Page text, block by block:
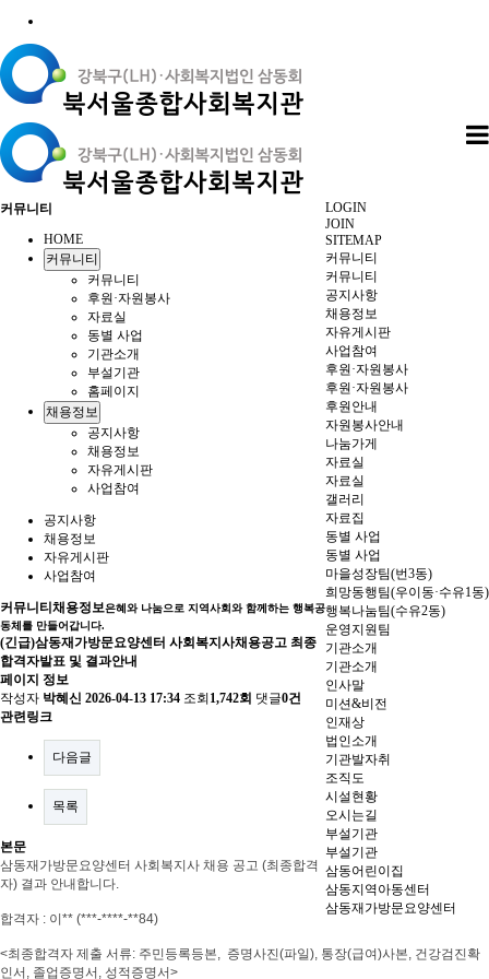
LOGIN
JOIN
SITEMAP
커뮤니티
커뮤니티
공지사항
채용정보
자유게시판
사업참여
후원·자원봉사
후원·자원봉사
후원안내
자원봉사안내
나눔가게
자료실
자료실
갤러리
자료집
동별 사업
동별 사업
마을성장팀(번3동)
희망동행팀(우이동·수유1동)
행복나눔팀(수유2동)
운영지원팀
기관소개
기관소개
인사말
미션&비전
인재상
법인소개
기관발자취
조직도
시설현황
오시는길
부설기관
부설기관
삼동어린이집
삼동지역아동센터
삼동재가방문요양센터
커뮤니티
HOME
커뮤니티
커뮤니티
후원·자원봉사
자료실
동별 사업
기관소개
부설기관
홈페이지
채용정보
공지사항
채용정보
자유게시판
사업참여
공지사항
채용정보
자유게시판
사업참여
커뮤니티 채용정보은혜와 나눔으로 지역사회와 함께하는 행복공
동체를 만들어갑니다.
(긴급)삼동재가방문요양센터 사회복지사채용공고 최종
합격자발표 및 결과안내
페이지 정보
작성자 박혜신 2026-04-13 17:34 조회 1,742회 댓글0건
관련링크
다음글
목록
본문
삼동재가방문요양센터 사회복지사 채용 공고 (최종합격
자) 결과 안내합니다.
합격자 : 이 ** (***-****-**84)
<최종합격자 제출 서류: 주민등록등본, 증명사진(파일), 통장(급여)사본, 건강검진확
인서 , 졸업증명서, 성적증명서>